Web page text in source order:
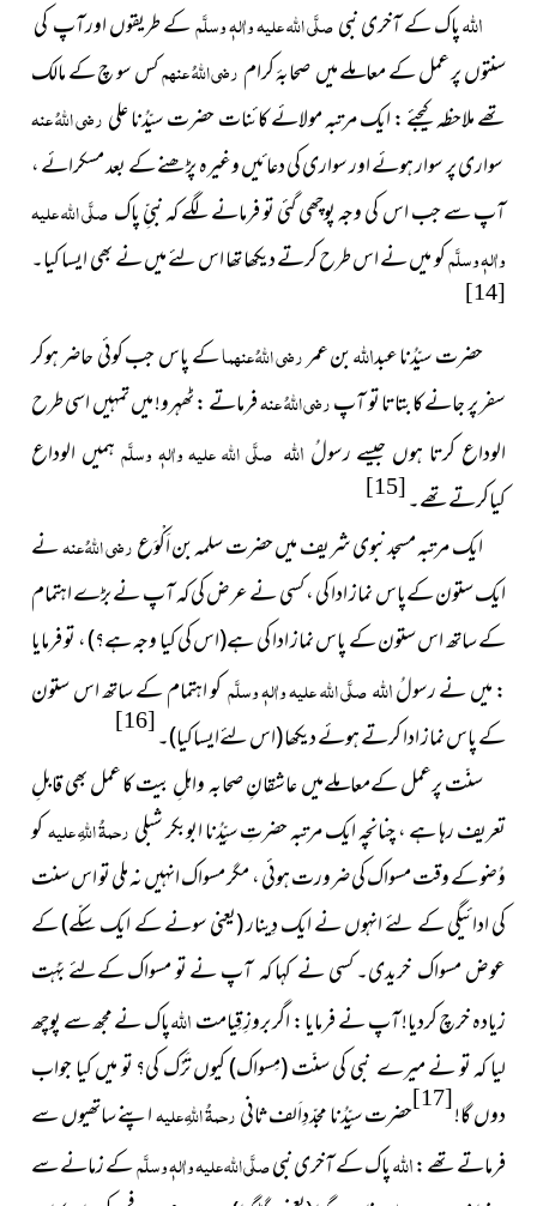
اللہپاک کے آخری نبیصلَّی اللہ علیہ واٰلہٖ وسلَّمکے طریقوں اورآپ کی
سنتوں پر عمل کے معاملے میں صحابۂ کرامرضی اللہُ عنہمکس سو چ کے مالک
تھے ملاحظہ کیجئے : ایک مرتبہ مولائے کائنات حضرت سیّدُنا علیرضی اللہُ عنہ
سواری پر سوار ہوئے اور سواری کی دعائیں وغیرہ پڑھنے کے بعد مسکرائے ،
آپ سے جب اس کی وجہ پوچھی گئی تو فرمانے لگے کہ نبیِّ پاکصلَّی اللہ علیہ
واٰلہٖ وسلَّمکو میں نے اس طرح کرتے دیکھا تھا اس لئے میں نے بھی ایسا کیا۔
[14]
حضرت سیّدُنا عبداللہبن عمررضی اللہُ عنہماکے پاس جب کوئی حاضر ہوکر
سفر پر جانے کا بتاتا تو آپرضی اللہُ عنہفرماتے : ٹھہرو! میں تمہیں اسی طرح
الوداع کرتا ہوں جیسے رسولُاللہ صلَّی اللہ علیہ واٰلہٖ وسلَّمہمیں الوداع
کیاکرتےتھے۔[15]
ایک مرتبہ مسجدنبوی شریف میں حضرت سلمہ بن اَکْوَعرضی اللہُ عنہنے
ایک ستون کےپاس نماز ادا کی ، کسی نے عرض کی کہ آپ نے بڑے اہتمام
کے ساتھ اس ستون کے پاس نماز ادا کی ہے(اس کی کیا وجہ ہے؟)، تو فرمایا
: میں نے رسولُاللہصلَّی اللہ علیہ واٰلہٖ وسلَّمکو اہتمام کے ساتھ اس ستون
کے پاس نماز ادا کرتے ہوئے دیکھا(اس لئےایساکیا)۔[16]
سنّت پرعمل کےمعاملےمیں عاشقانِ صحابہ واہلِ بیت کا عمل بھی قابلِ
تعریف رہا ہے،چنانچہ ایک مرتبہ حضرتِ سیِّدُنا ابوبکر شبلیرحمۃُ اللہِ علیہکو
وُضو کے وقت مسواک کی ضرورت ہوئی ، مگر مسواک انہیں نہ ملی تو اس سنت
کی ادائیگی کے لئے انہوں نے ایک دِینار(یعنی سونے کے ایک سِکّے)کے
عوض مسواکخریدی۔ کسی نے کہا کہ آپ نے تو مسواک کےلئے بَہُت
زیادہ خرچ کردیا! آپ نے فرمایا : اگر بروزِ قِیامتاللہپاک نے مجھ سے پوچھ
لیا کہ تو نے میرے نبی کی سنّت(مِسواک)کیوں تَرْک کی؟ تو میں کیا جواب
دوں گا![17]حضرت سیِّدُنا مجدّدِاَلف ثانیرحمۃُ اللہِ علیہاپنے ساتھیوں سے
فرماتے تھے :اللہپاک کے آخری نبیصلَّی اللہ علیہ واٰلہٖ وسلَّمکے زمانے سے